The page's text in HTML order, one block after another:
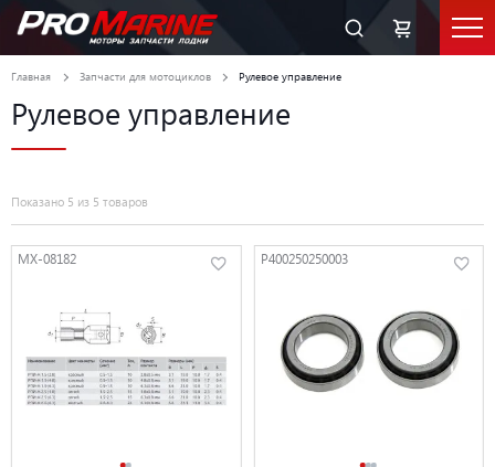
Главная Запчасти для мотоциклов Рулевое управление
Рулевое управление
Показано 5 из 5 товаров
MX-08182 P400250250003